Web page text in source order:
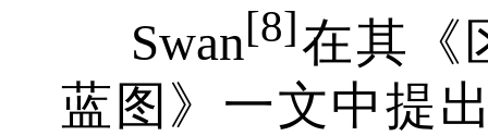
Swan[8]在其《
蓝图》一文中提